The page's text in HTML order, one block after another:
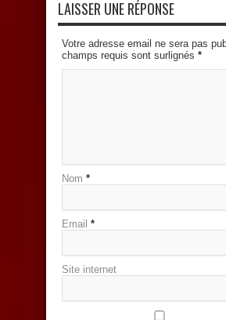
LAISSER UNE RÉPONSE
Votre adresse email ne sera pas
champs requis sont surlignés *
Nom *
Email *
Site internet